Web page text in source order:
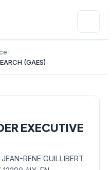
(GAES)
EXECUTIVE
JEAN-RENE GUILLIBERT